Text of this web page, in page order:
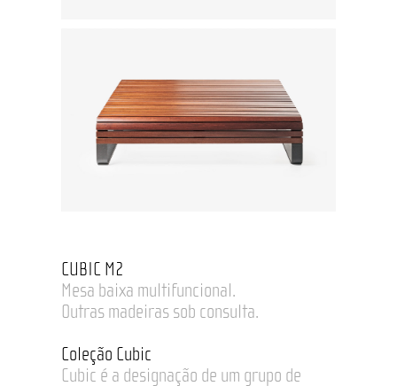
CUBIC M2
Mesa baixa multifuncional.
Outras madeiras sob consulta.
Coleção Cubic
Cubic é a designação de um grupo de